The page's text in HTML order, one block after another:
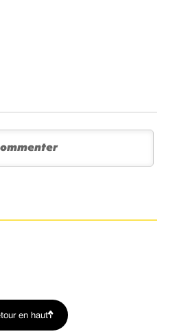
en haut